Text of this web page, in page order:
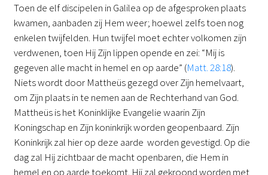
Toen de elf discipelen in Galilea op de afgesproken plaats
kwamen, aanbaden zij Hem weer; hoewel zelfs toen nog
enkelen twijfelden. Hun twijfel moet echter volkomen zijn
verdwenen, toen Hij Zijn lippen opende en zei: “Mij is
gegeven alle macht in hemel en op aarde” (Matt. 28:18).
Niets wordt door Mattheüs gezegd over Zijn hemelvaart,
om Zijn plaats in te nemen aan de Rechterhand van God.
Mattheüs is het Koninklijke Evangelie waarin Zijn
Koningschap en Zijn koninkrijk worden geopenbaard. Zijn
Koninkrijk zal hier op deze aarde worden gevestigd. Op die
dag zal Hij zichtbaar de macht openbaren, die Hem in
hemel en op aarde toekomt. Hij zal gekroond worden met